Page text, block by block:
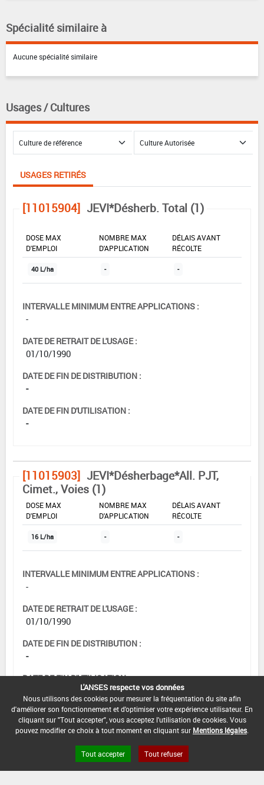
Spécialité similaire à
Aucune spécialité similaire
Usages / Cultures
USAGES RETIRÉS
[11015904] JEVI*Désherb. Total (1)
DOSE MAX
D'EMPLOI
NOMBRE MAX
D'APPLICATION
DÉLAIS AVANT
RÉCOLTE
40 L/ha - -
INTERVALLE MINIMUM ENTRE APPLICATIONS :
-
DATE DE RETRAIT DE L'USAGE :
01/10/1990
DATE DE FIN DE DISTRIBUTION :
-
DATE DE FIN D'UTILISATION :
-
[11015903] JEVI*Désherbage*All. PJT,
Cimet., Voies (1)
DOSE MAX
D'EMPLOI
NOMBRE MAX
D'APPLICATION
DÉLAIS AVANT
RÉCOLTE
16 L/ha - -
INTERVALLE MINIMUM ENTRE APPLICATIONS :
-
DATE DE RETRAIT DE L'USAGE :
01/10/1990
DATE DE FIN DE DISTRIBUTION :
-
DATE DE FIN D'UTILISATION :
L'ANSES respecte vos données
Nous utilisons des cookies pour mesurer la fréquentation du site afin
d'améliorer son fonctionnement et d'optimiser votre expérience utilisateur. En
cliquant sur "Tout accepter", vous acceptez l'utilisation de cookies. Vous
pouvez modifier ce choix à tout moment en cliquant sur Mentions légales
Tout accepter Tout refuser